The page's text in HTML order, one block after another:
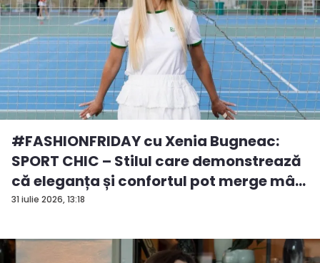
31 iulie 2026, 13:18
#FASHIONFRIDAY cu Xenia Bugneac:
SPORT CHIC – Stilul care demonstrează
că eleganța și confortul pot merge mâ...